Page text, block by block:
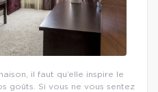
il faut qu’elle inspire le
goûts. Si vous ne vous sentez